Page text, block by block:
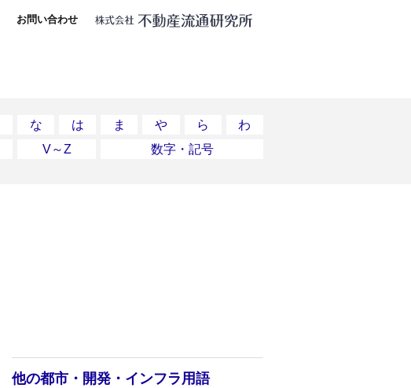
お問い合わせ
な は ま や ら
わ
V～Z 数字・記号
他の都市・開発・インフラ用語